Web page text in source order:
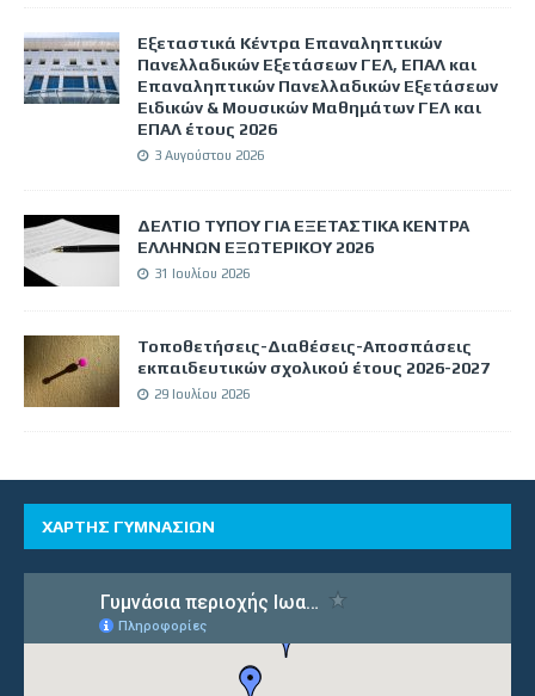
Εξεταστικά Κέντρα Επαναληπτικών
Πανελλαδικών Εξετάσεων ΓΕΛ, ΕΠΑΛ και
Επαναληπτικών Πανελλαδικών Εξετάσεων
Ειδικών & Μουσικών Μαθημάτων ΓΕΛ και
ΕΠΑΛ έτους 2026
3 Αυγούστου 2026
ΔΕΛΤΙΟ ΤΥΠΟΥ ΓΙΑ ΕΞΕΤΑΣΤΙΚΑ ΚΕΝΤΡΑ
ΕΛΛΗΝΩΝ ΕΞΩΤΕΡΙΚΟΥ 2026
31 Ιουλίου 2026
Τοποθετήσεις-Διαθέσεις-Αποσπάσεις
εκπαιδευτικών σχολικού έτους 2026-2027
29 Ιουλίου 2026
ΧΑΡΤΗΣ ΓΥΜΝΑΣΙΩΝ